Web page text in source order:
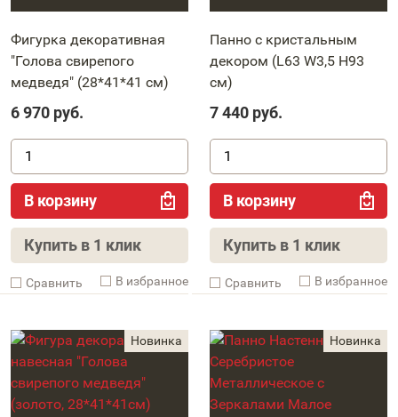
Фигурка декоративная
"Голова свирепого
медведя" (28*41*41 см)
6 970 руб.
В корзину
Купить в 1 клик
Cравнить В избранное
Панно с кристальным
декором (L63 W3,5 H93
см)
7 440 руб.
В корзину
Купить в 1 клик
Cравнить В избранное